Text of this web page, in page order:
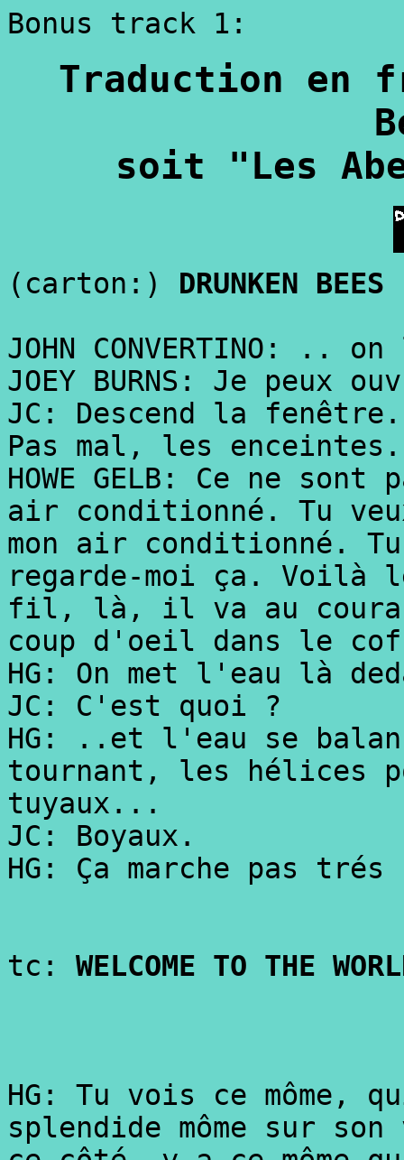
Bonus track 1:
Traduction en
soit "Les
(carton:) DRUNKEN BEES
JOHN CONVERTINO: ..
JOEY BURNS: Je peux
JC: Descend la fenêtre.
Pas mal, les enceintes.
HOWE GELB: Ce ne
air conditionné. Tu
mon air conditionné.
regarde-moi ça. Voilà
fil, là, il va au
coup d'oeil dans le
HG: On met l'eau là
JC: C'est quoi ?
HG: ..et l'eau se
tournant, les hélices
tuyaux...
JC: Boyaux.
HG: Ça marche pas
tc: WELCOME TO THE
HG: Tu vois ce môme,
splendide môme sur